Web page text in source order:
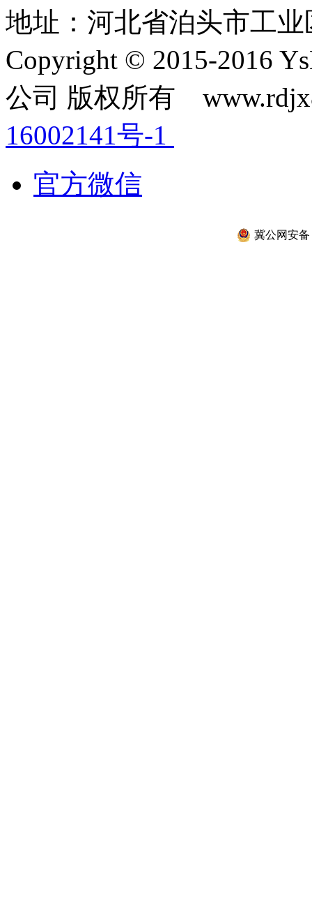
地址：河北省泊头市工业
Copyright © 2015-2016
公司 版权所有
16002141号-1
官方微信
冀公网安备